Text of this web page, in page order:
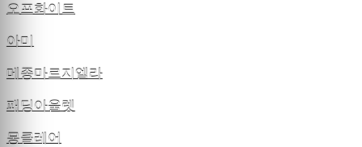
오프화이트
아미
메종마르지엘라
패딩아울렛
몽클레어